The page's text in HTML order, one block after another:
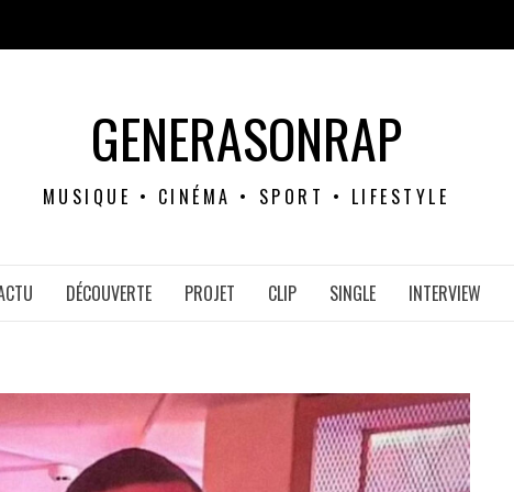
GENERASONRAP
MUSIQUE • CINÉMA • SPORT • LIFESTYLE
DÉCOUVERTE PROJET CLIP SINGLE INTERVIEW